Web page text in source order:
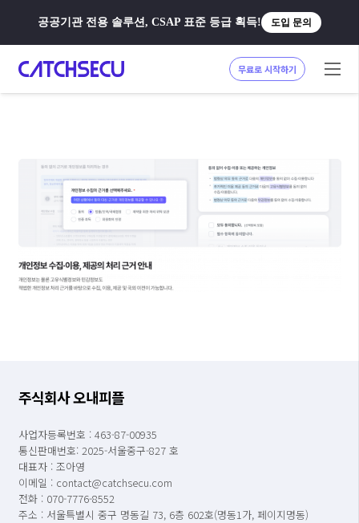
공공기관 전용 솔루션, CSAP 표준 등급 획득! 도입 문의
무료로 시작하기
주식회사 오내피플
사업자등록번호 : 463-87-00935
통신판매번호: 2025-서울중구-827 호
대표자 : 조아영
이메일 : contact@catchsecu.com
전화 : 070-7776-8552
주소 : 서울특별시 중구 명동길 73, 6층 602호(명동1가, 페이지명동)